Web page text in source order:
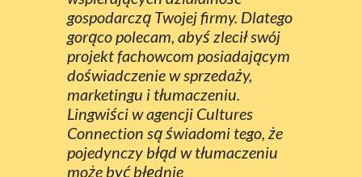
gospodarczą Twojej firmy. Dlatego
gorąco polecam, abyś zlecił swój
projekt fachowcom posiadającym
doświadczenie w sprzedaży,
marketingu i tłumaczeniu.
Lingwiści w agencji Cultures
Connection są świadomi tego, że
pojedynczy błąd w tłumaczeniu
może być błędnie